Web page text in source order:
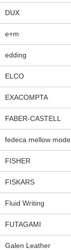
DUX
e+m
edding
ELCO
EXACOMPTA
FABER-CASTELL
fedeca mellow mode
FISHER
FISKARS
Fluid Writing
FUTAGAMI
Galen Leather